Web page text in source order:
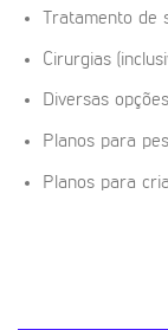
Tratamento de
Cirurgias
Diversas
Planos para
Planos para